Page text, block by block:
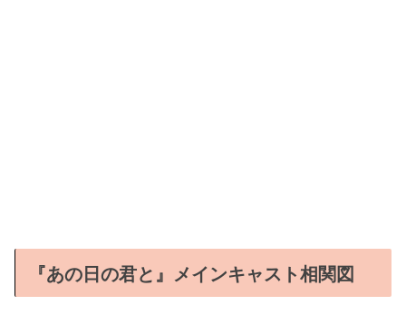
『あの日の君と』メインキャスト相関図